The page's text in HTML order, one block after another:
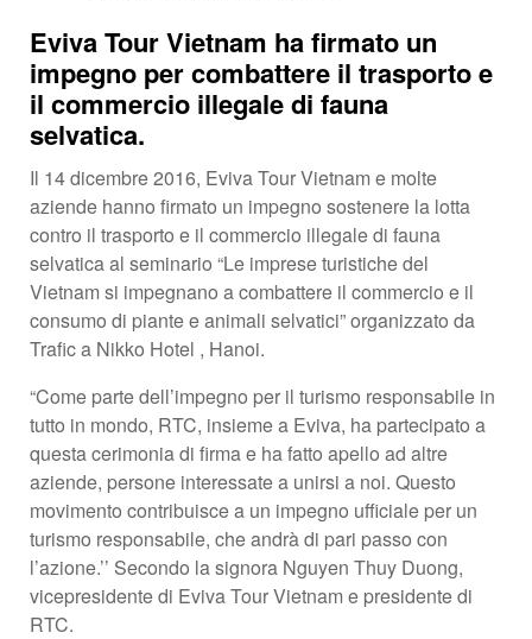
Eviva Tour Vietnam ha firmato un
impegno per combattere il trasporto e
il commercio illegale di fauna
selvatica.
Il 14 dicembre 2016, Eviva Tour Vietnam e molte
aziende hanno firmato un impegno sostenere la lotta
contro il trasporto e il commercio illegale di fauna
selvatica al seminario “Le imprese turistiche del
Vietnam si impegnano a combattere il commercio e il
consumo di piante e animali selvatici” organizzato da
Trafic a Nikko Hotel , Hanoi.
“Come parte dell’impegno per il turismo responsabile in
tutto in mondo, RTC, insieme a Eviva, ha partecipato a
questa cerimonia di firma e ha fatto apello ad altre
aziende, persone interessate a unirsi a noi. Questo
movimento contribuisce a un impegno ufficiale per un
turismo responsabile, che andrà di pari passo con
l’azione.’’ Secondo la signora Nguyen Thuy Duong,
vicepresidente di Eviva Tour Vietnam e presidente di
RTC.